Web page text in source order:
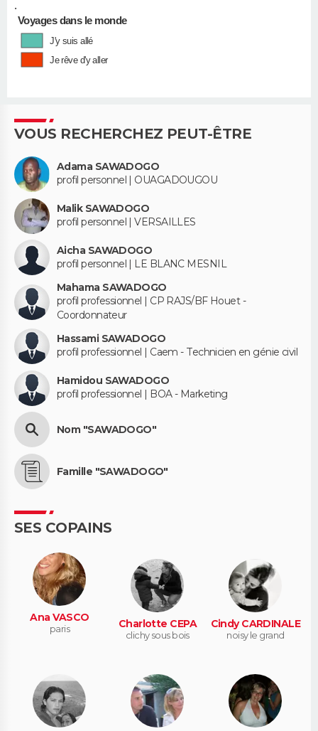
•
Voyages dans le monde
J'y suis allé
Je rêve d'y aller
VOUS RECHERCHEZ PEUT-ÊTRE
Adama SAWADOGO
profil personnel | OUAGADOUGOU
Malik SAWADOGO
profil personnel | VERSAILLES
Aicha SAWADOGO
profil personnel | LE BLANC MESNIL
Mahama SAWADOGO
profil professionnel | CP RAJS/BF Houet -
Coordonnateur
Hassami SAWADOGO
profil professionnel | Caem - Technicien en génie civil
Hamidou SAWADOGO
profil professionnel | BOA - Marketing
Nom "SAWADOGO"
Famille "SAWADOGO"
SES COPAINS
Ana VASCO
paris Charlotte CEPA
clichy sous bois
Cindy CARDINALE
noisy le grand